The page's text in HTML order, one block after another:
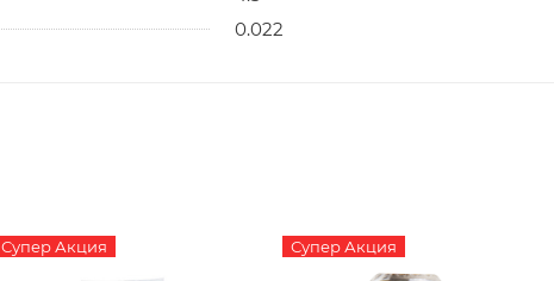
0.022
Супер Акция Супер Акция